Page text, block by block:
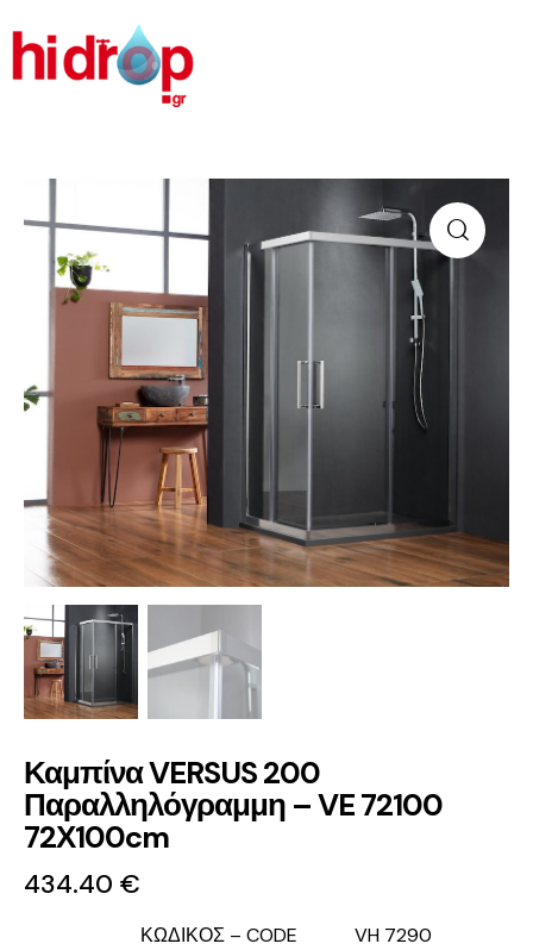
Καμπίνα VERSUS 200
Παραλληλόγραμμη – VE 72100
72Χ100cm
434.40 €
ΚΩΔΙΚΟΣ – CODE
VH 7290